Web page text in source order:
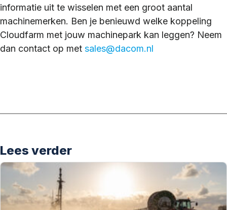
informatie uit te wisselen met een groot aantal
machinemerken. Ben je benieuwd welke koppeling
Cloudfarm met jouw machinepark kan leggen? Neem
dan contact op met sales@dacom.nl
Lees verder